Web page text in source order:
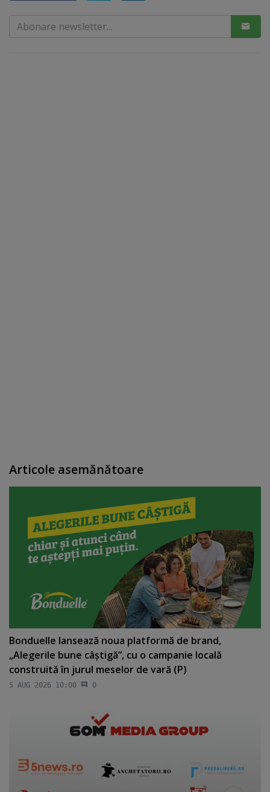
Articole asemănătoare
Bonduelle lansează noua platformă de brand,
„Alegerile bune câştigă”, cu o campanie locală
construită în jurul meselor de vară (P)
5 AUG 2026 10:00 0